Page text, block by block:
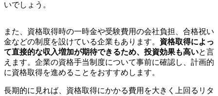
いでしょう。
また、資格取得時の一時金や受験費用の会社負担、合格祝い
金などの制度を設けている企業もあります。 資格取得によっ
て直接的な収入増加が期待できるため、投資効果も高いと言
えます。企業の資格手当制度について事前に確認し、計画的
に資格取得を進めることをおすすめします。
長期的に見れば、資格取得にかかる費用を大きく上回るリタ